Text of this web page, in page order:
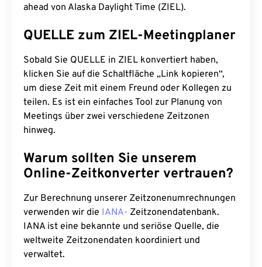
ahead von Alaska Daylight Time (ZIEL).
QUELLE zum ZIEL-Meetingplaner
Sobald Sie QUELLE in ZIEL konvertiert haben,
klicken Sie auf die Schaltfläche „Link kopieren“,
um diese Zeit mit einem Freund oder Kollegen zu
teilen. Es ist ein einfaches Tool zur Planung von
Meetings über zwei verschiedene Zeitzonen
hinweg.
Warum sollten Sie unserem
Online-Zeitkonverter vertrauen?
Zur Berechnung unserer Zeitzonenumrechnungen
verwenden wir die IANA- Zeitzonendatenbank.
IANA ist eine bekannte und seriöse Quelle, die
weltweite Zeitzonendaten koordiniert und
verwaltet.